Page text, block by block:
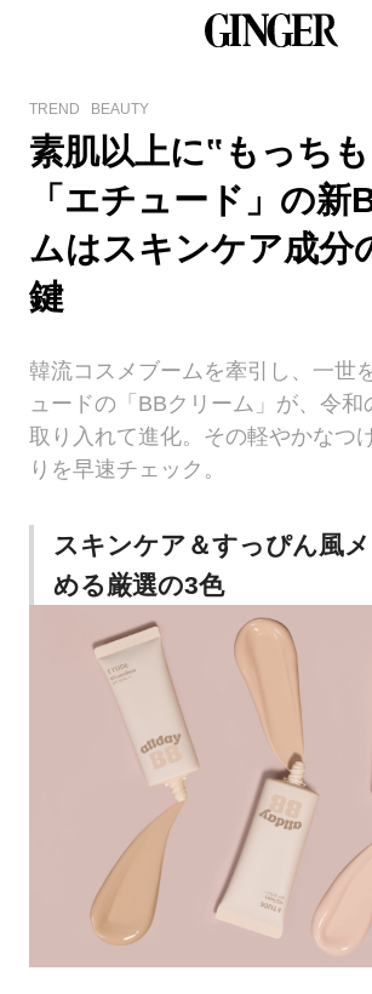
TREND BEAUTY
素肌以上に‟もっちも
「エチュード」の新
ムはスキンケア成分
鍵
韓流コスメブームを牽引し、一世
ュードの「BBクリーム」が、令和
取り入れて進化。その軽やかなつ
りを早速チェック。
スキンケア＆すっぴん風
める厳選の3色